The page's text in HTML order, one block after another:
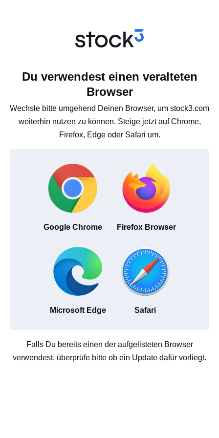
Du verwendest einen veralteten
Browser
Wechsle bitte umgehend Deinen Browser, um stock3.com
weiterhin nutzen zu können. Steige jetzt auf Chrome,
Firefox, Edge oder Safari um.
Google Chrome Firefox Browser
Microsoft Edge Safari
Falls Du bereits einen der aufgelisteten Browser
verwendest, überprüfe bitte ob ein Update dafür vorliegt.